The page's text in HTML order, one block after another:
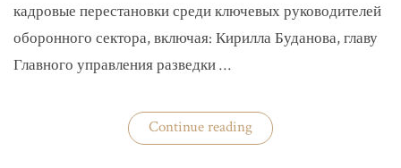
кадровые перестановки среди ключевых руководителей
оборонного сектора, включая: Кирилла Буданова, главу
Главного управления разведки …
Continue reading«На
Банковой